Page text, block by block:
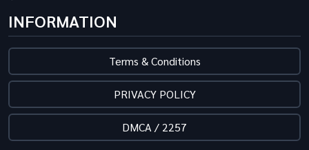
INFORMATION
Terms & Conditions
PRIVACY POLICY
DMCA / 2257